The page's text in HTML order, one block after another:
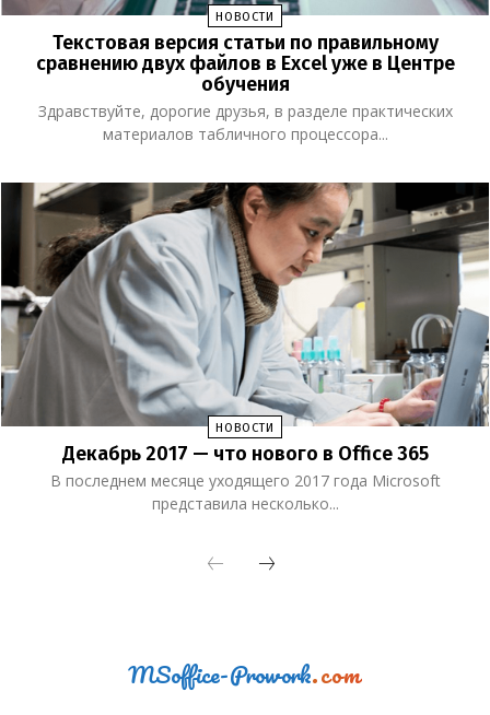
НОВОСТИ
Текстовая версия статьи по правильному
сравнению двух файлов в Excel уже в Центре
обучения
Здравствуйте, дорогие друзья, в разделе практических
материалов табличного процессора...
НОВОСТИ
Декабрь 2017 — что нового в Office 365
В последнем месяце уходящего 2017 года Microsoft
представила несколько...
MSoffice-Prowork.com